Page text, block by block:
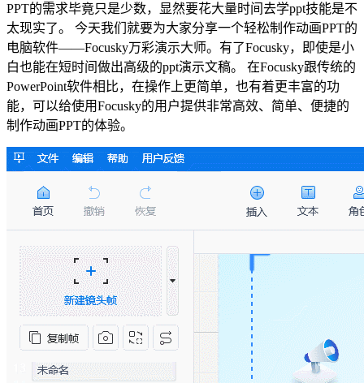
PPT的需求毕竟只是少数，显然要花大量时间去学ppt技能是不
太现实了。 今天我们就要为大家分享一个轻松制作动画PPT的
电脑软件——Focusky万彩演示大师。有了Focusky，即使是小
白也能在短时间做出高级的ppt演示文稿。 在Focusky跟传统的
PowerPoint软件相比，在操作上更简单，也有着更丰富的功
能，可以给使用Focusky的用户提供非常高效、简单、便捷的
制作动画PPT的体验。